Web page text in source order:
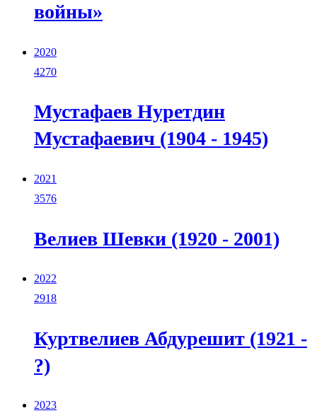
войны»
2020
4270
Мустафаев Нуретдин
Мустафаевич (1904 - 1945)
2021
3576
Велиев Шевки (1920 - 2001)
2022
2918
Куртвелиев Абдурешит (1921 -
?)
2023